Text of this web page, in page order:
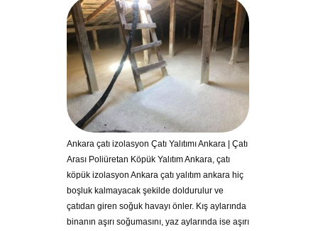
Ankara çatı izolasyon Çatı Yalıtımı Ankara | Çatı
Arası Poliüretan Köpük Yalıtım Ankara, çatı
köpük izolasyon Ankara çatı yalıtım ankara hiç
boşluk kalmayacak şekilde doldurulur ve
çatıdan giren soğuk havayı önler. Kış aylarında
binanın aşırı soğumasını, yaz aylarında ise aşırı